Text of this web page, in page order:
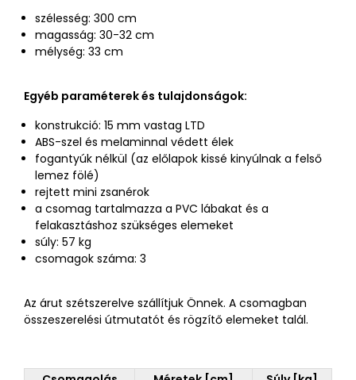
szélesség: 300 cm
magasság: 30-32 cm
mélység: 33 cm
Egyéb paraméterek és tulajdonságok:
konstrukció: 15 mm vastag LTD
ABS-szel és melaminnal védett élek
fogantyúk nélkül (az előlapok kissé kinyúlnak a felső
lemez fölé)
rejtett mini zsanérok
a csomag tartalmazza a PVC lábakat és a
felakasztáshoz szükséges elemeket
súly: 57 kg
csomagok száma: 3
Az árut szétszerelve szállítjuk Önnek. A csomagban
összeszerelési útmutatót és rögzítő elemeket talál.